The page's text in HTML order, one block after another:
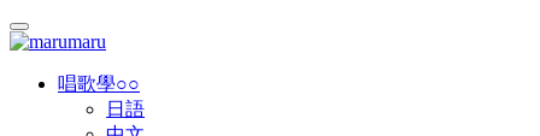
唱歌學○○
日語